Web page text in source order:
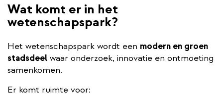
Wat komt er in het
wetenschapspark?
Het wetenschapspark wordt een modern en groen
stadsdeel waar onderzoek, innovatie en ontmoeting
samenkomen.
Er komt ruimte voor: